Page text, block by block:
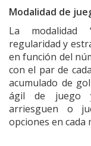
Modalidad de
La modalidad
regularidad y
en función del
con el par de
acumulado de
ágil de juego
arriesguen o
opciones en cada